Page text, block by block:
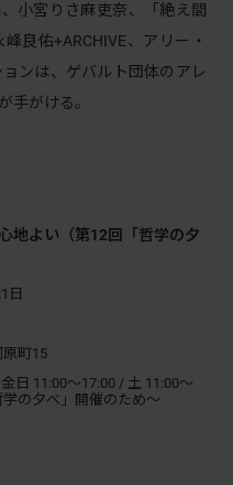
小宮りさ麻吏奈、「絶え間
良佑+ARCHIVE、アリー・
ンは、ゲバルト団体のアレ
手がける。
地よい（第12回「哲学の夕
日
町15
日 11:00～17:00 / 土 11:00～
の夕べ」開催のため〜